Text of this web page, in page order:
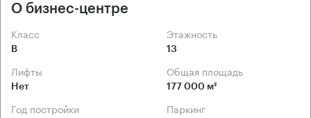
О бизнес-центре
Класс
B
Этажность
13
Лифты
Нет
Общая площадь
177 000 м²
Год постройки Паркинг